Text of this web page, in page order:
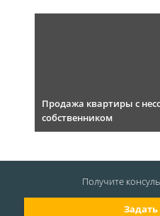
Продажа квартиры с
собственником
Задать
Получите